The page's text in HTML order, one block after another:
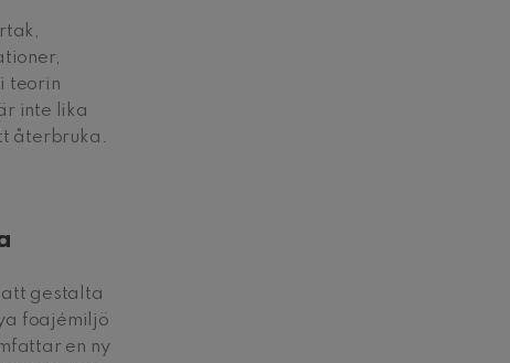
teorin
inte lika
återbruka.
gestalta
foajémiljö
en ny